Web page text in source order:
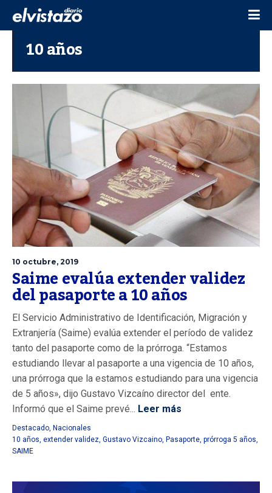
10 años
10 octubre, 2019
Saime evalúa extender validez
del pasaporte a 10 años
El Servicio Administrativo de Identificación, Migración y
Extranjería (Saime) evalúa extender el período de validez
tanto del pasaporte como de la prórroga. “Estamos
estudiando llevar al pasaporte a una vigencia de 10 años,
una prórroga que la estamos estudiando para una vigencia
de 5 años», dijo Gustavo Vizcaíno director del ente.
Informó que el Saime prevé... Leer más
Destacado, Nacionales
10 años, extender validez, Gustavo Vizcaino, Pasaporte, prórroga 5 años,
SAIME